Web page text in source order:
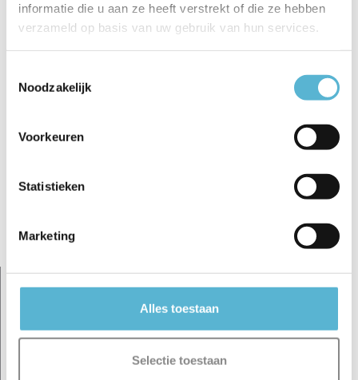
informatie die u aan ze heeft verstrekt of die ze hebben
verzameld op basis van uw gebruik van hun services.
Noodzakelijk
Voorkeuren
Statistieken
Marketing
Alles toestaan
Selectie toestaan
Reviews
Schrijf je eigen review
Gerelateerde artikelen:
-€10 code zon26 sale 27%